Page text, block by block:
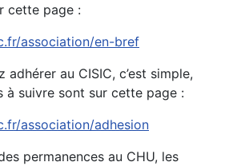
cette page :
association/en-bref
adhérer au CISIC, c’est simple,
à suivre sont sur cette page :
association/adhesion
permanences au CHU, les